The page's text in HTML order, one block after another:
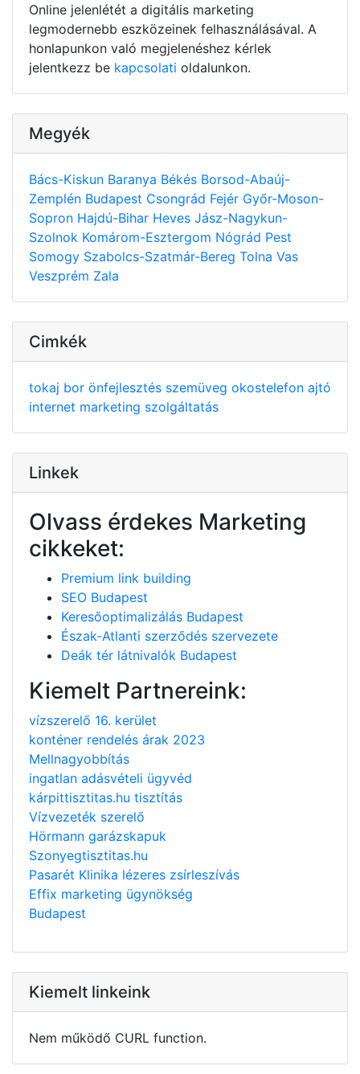
Online jelenlétét a digitális marketing
legmodernebb eszközeinek felhasználásával. A
honlapunkon való megjelenéshez kérlek
jelentkezz be kapcsolati oldalunkon.
Megyék
Bács-Kiskun Baranya Békés Borsod-Abaúj-
Zemplén Budapest Csongrád Fejér Győr-Moson-
Sopron Hajdú-Bihar Heves Jász-Nagykun-
Szolnok Komárom-Esztergom Nógrád Pest
Somogy Szabolcs-Szatmár-Bereg Tolna Vas
Veszprém Zala
Cimkék
tokaj bor önfejlesztés szemüveg okostelefon ajtó
internet marketing szolgáltatás
Linkek
Olvass érdekes Marketing
cikkeket:
Premium link building
SEO Budapest
Keresőoptimalizálás Budapest
Észak-Atlanti szerződés szervezete
Deák tér látnivalók Budapest
Kiemelt Partnereink:
vízszerelő 16. kerület
konténer rendelés árak 2023
Mellnagyobbítás
ingatlan adásvételi ügyvéd
kárpittisztitas.hu tisztítás
Vízvezeték szerelő
Hörmann garázskapuk
Szonyegtisztitas.hu
Pasarét Klinika lézeres zsírleszívás
Effix marketing ügynökség
Budapest
Kiemelt linkeink
Nem működő CURL function.